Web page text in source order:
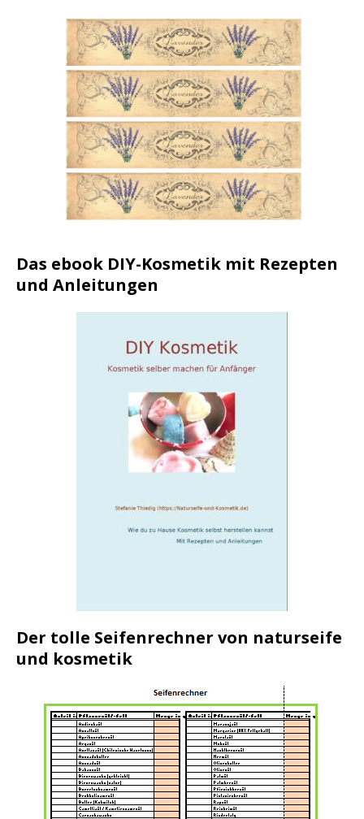
Das ebook DIY-Kosmetik mit Rezepten
und Anleitungen
Der tolle Seifenrechner von naturseife
und kosmetik